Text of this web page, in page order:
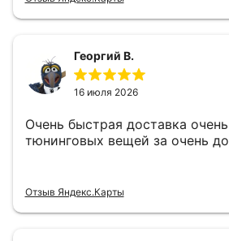
Георгий В.
16 июля 2026
Очень быстрая доставка
тюнинговых вещей за очень
Отзыв Яндекс.Карты